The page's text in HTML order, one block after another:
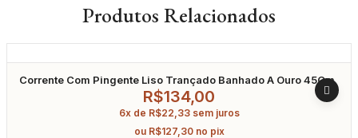
Produtos Relacionados
Corrente Com Pingente Liso Trançado Banhado A Ouro 45Cm
R$134,00
6x de R$22,33 sem juros
ou R$127,30 no pix